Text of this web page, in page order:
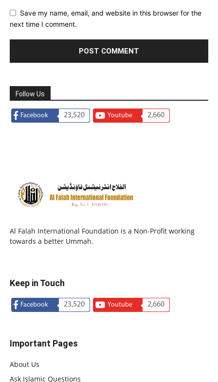
Save my name, email, and website in this browser for the
next time I comment.
Follow Us
Facebook 23,520 Youtube 2,660
Al Falah International Foundation is a Non-Profit working
towards a better Ummah.
Keep in Touch
Facebook 23,520 Youtube 2,660
Important Pages
About Us
Ask Islamic Questions